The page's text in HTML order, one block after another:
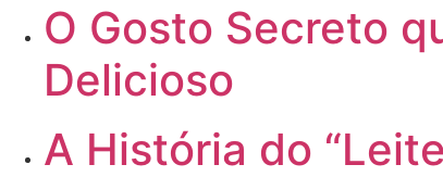
O Gosto Secreto
Delicioso
A História do